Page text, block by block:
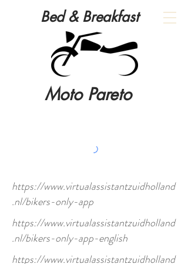
Moto Pareto
Bed & Breakfast
https://www.virtualassistantzuidholland
.nl/bikers-only-app
https://www.virtualassistantzuidholland
.nl/bikers-only-app-english
https://www.virtualassistantzuidholland